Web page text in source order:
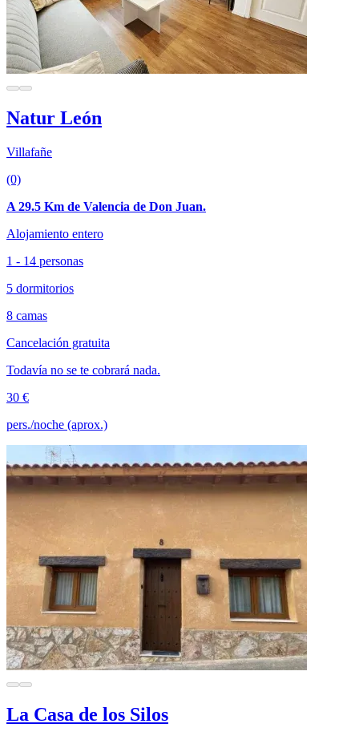
Natur León
Villafañe
(0)
A 29.5 Km de Valencia de Don Juan.
Alojamiento entero
1 - 14 personas
5 dormitorios
8 camas
Cancelación gratuita
Todavía no se te cobrará nada.
30 €
pers./noche (aprox.)
La Casa de los Silos